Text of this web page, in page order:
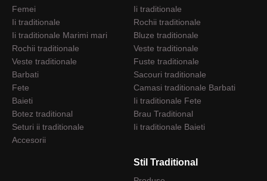
Femei
Ii traditionale
Ii traditionale Marimi mari
Rochii traditionale
Veste traditionale
Barbati
Fete
Baieti
Botez traditional
Seturi ii traditionale
Accesorii
Ii traditionale
Rochii traditionale
Bluze traditionale
Veste traditionale
Fuste traditionale
Sacouri traditionale
Camasi traditionale Barbati
Ii traditionale Fete
Brau Traditional
Ii traditionale Baieti
Stil Traditional